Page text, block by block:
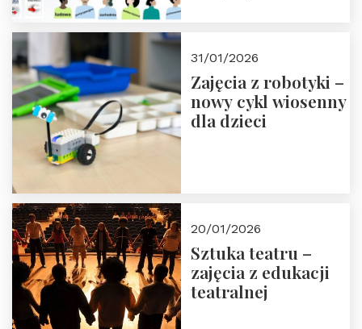
31/01/2026
Zajęcia z robotyki –
nowy cykl wiosenny
dla dzieci
20/01/2026
Sztuka teatru –
zajęcia z edukacji
teatralnej